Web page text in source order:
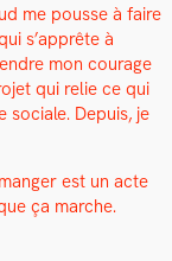
me pousse à faire
s’apprête à
mon courage
qui relie ce qui
sociale. Depuis, je
est un acte
ça marche.